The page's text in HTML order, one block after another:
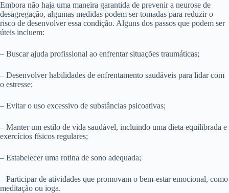
Embora não haja uma maneira garantida de prevenir a neurose de
desagregação, algumas medidas podem ser tomadas para reduzir o
risco de desenvolver essa condição. Alguns dos passos que podem ser
úteis incluem:
– Buscar ajuda profissional ao enfrentar situações traumáticas;
– Desenvolver habilidades de enfrentamento saudáveis para lidar com
o estresse;
– Evitar o uso excessivo de substâncias psicoativas;
– Manter um estilo de vida saudável, incluindo uma dieta equilibrada e
exercícios físicos regulares;
– Estabelecer uma rotina de sono adequada;
– Participar de atividades que promovam o bem-estar emocional, como
meditação ou ioga.